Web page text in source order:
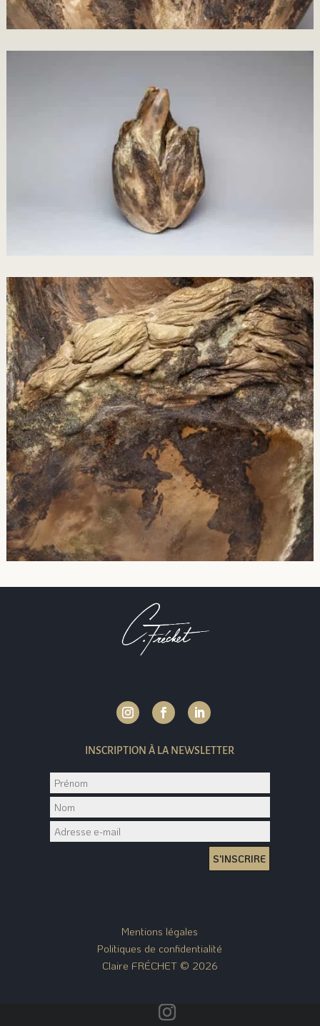
INSCRIPTION À LA NEWSLETTER
S'INSCRIRE
Mentions légales
Politiques de confidentialité
Claire FRÉCHET © 2026